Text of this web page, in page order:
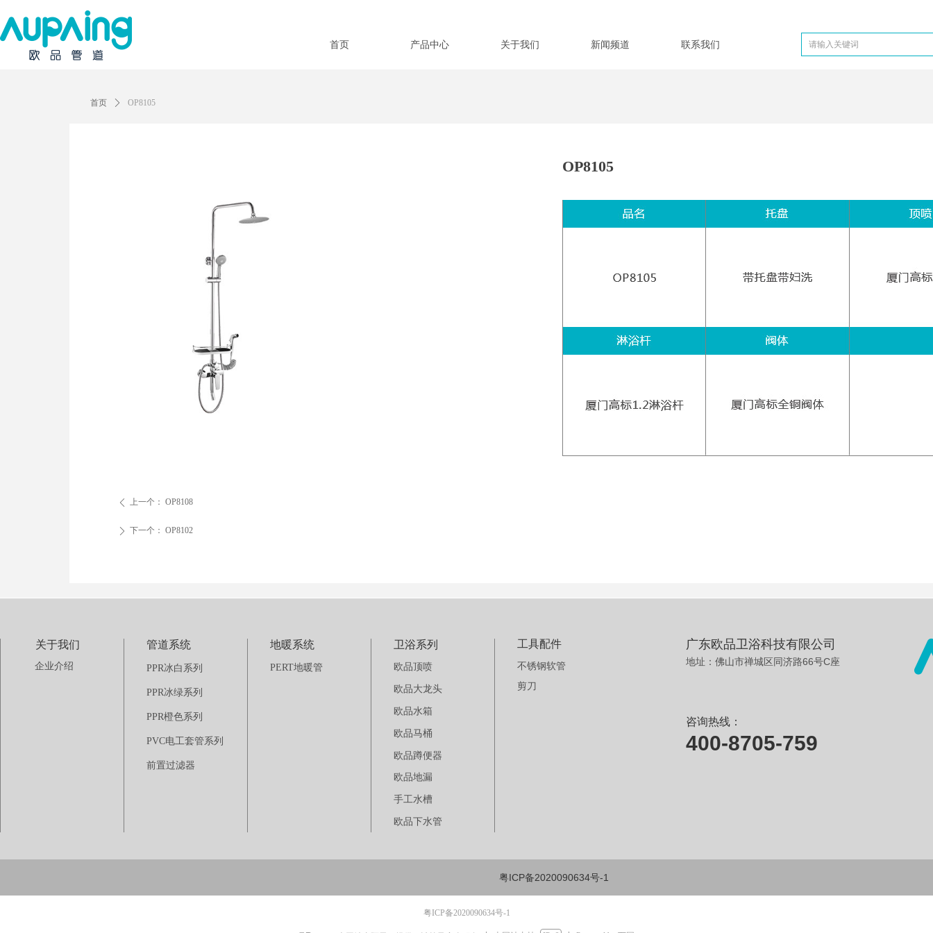
首页 产品中心 关于我们 新闻频道 联系我们
首页 ꄲ OP8105
OP8105
ꄴ 上一个： OP8108
ꄲ 下一个： OP8102
管道系统
PPR冰白系列
PPR冰绿系列
PPR橙色系列
PVC电工套管系列
前置过滤器
关于我们
企业介绍
地暖系统
PERT地暖管
卫浴系列
欧品顶喷
欧品大龙头
欧品水箱
欧品马桶
欧品蹲便器
欧品地漏
手工水槽
欧品下水管
工具配件
不锈钢软管
剪刀
咨询热线：
400-8705-759
广东欧品卫浴科技有限公司
地址：佛山市禅城区同济路66号C座
粤ICP备2020090634号-1
粤ICP备2020090634号-1